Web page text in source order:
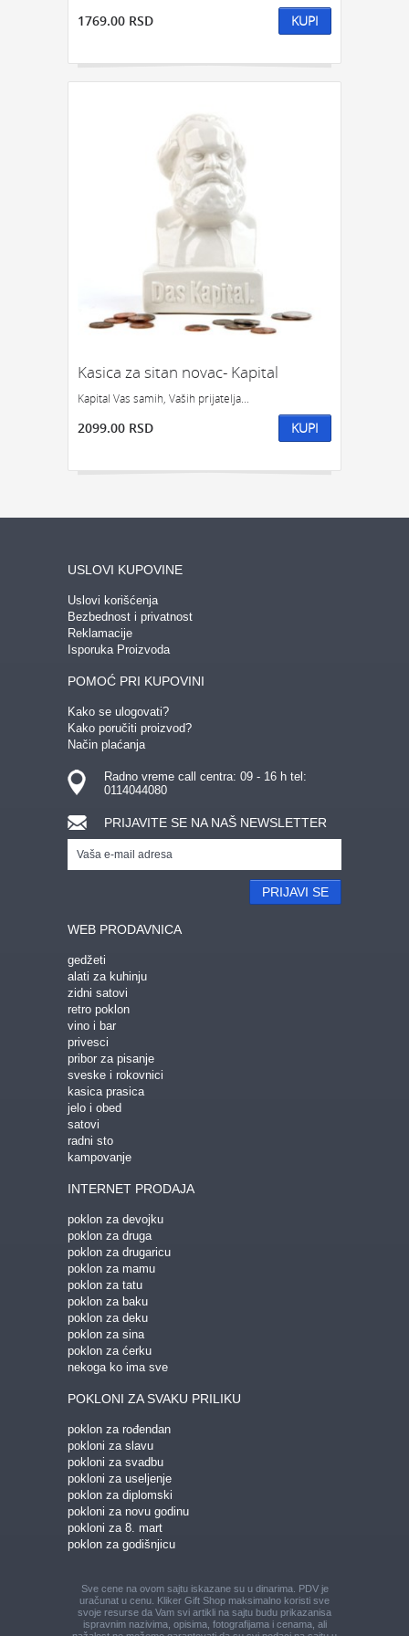
GEDŽETI LED LED SVETLO
NOVO
PRONAĐI
1769.00 RSD KUPI
Kasica za sitan novac- Kapital
Kapital Vas samih, Vaših prijatelja...
2099.00 RSD KUPI
USLOVI KUPOVINE
Uslovi korišćenja
Bezbednost i privatnost
Reklamacije
Isporuka Proizvoda
POMOĆ PRI KUPOVINI
Kako se ulogovati?
Kako poručiti proizvod?
Način plaćanja
Radno vreme call centra: 09 - 16 h tel:
0114044080
PRIJAVITE SE NA NAŠ NEWSLETTER
PRIJAVI SE
WEB PRODAVNICA
gedžeti
alati za kuhinju
zidni satovi
retro poklon
vino i bar
privesci
pribor za pisanje
sveske i rokovnici
kasica prasica
jelo i obed
satovi
radni sto
kampovanje
INTERNET PRODAJA
poklon za devojku
poklon za druga
poklon za drugaricu
poklon za mamu
poklon za tatu
poklon za baku
poklon za deku
poklon za sina
poklon za ćerku
nekoga ko ima sve
POKLONI ZA SVAKU PRILIKU
poklon za rođendan
pokloni za slavu
pokloni za svadbu
pokloni za useljenje
poklon za diplomski
pokloni za novu godinu
pokloni za 8. mart
poklon za godišnjicu
Sve cene na ovom sajtu iskazane su u dinarima. PDV je
uračunat u cenu. Kliker Gift Shop maksimalno koristi sve
svoje resurse da Vam svi artikli na sajtu budu prikazanisa
ispravnim nazivima, opisima, fotografijama i cenama, ali